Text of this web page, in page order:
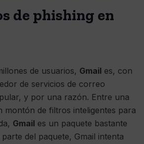
de phishing en
de usuarios, Gmail es, con
de servicios de correo
y por una razón. Entre una
montón de filtros inteligentes para
Gmail es un paquete bastante
del paquete, Gmail intenta